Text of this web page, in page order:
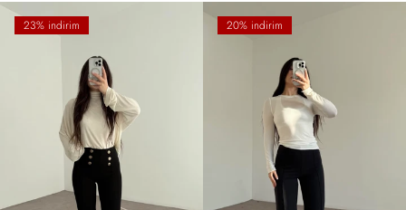
23% indirim 20% indirim